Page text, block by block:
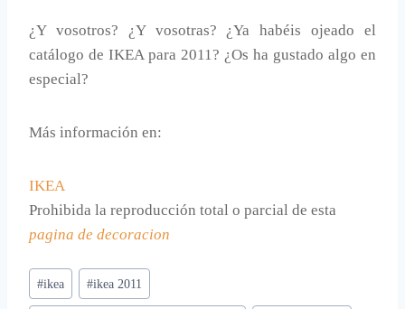
¿Y vosotros? ¿Y vosotras? ¿Ya habéis ojeado el
catálogo de IKEA para 2011? ¿Os ha gustado algo en
especial?
Más información en:
IKEA
Prohibida la reproducción total o parcial de esta
pagina de decoracion
Etiquetas
de
#ikea #ikea 2011